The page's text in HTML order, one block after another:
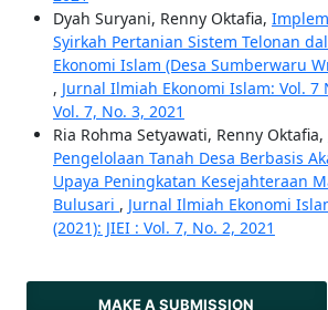
Dyah Suryani, Renny Oktafia,
Syirkah Pertanian Sistem Telonan
Ekonomi Islam (Desa Sumberwaru
, Jurnal Ilmiah Ekonomi Islam: Vol. 7
Vol. 7, No. 3, 2021
Ria Rohma Setyawati, Renny Oktafia,
Pengelolaan Tanah Desa Berbasis
Upaya Peningkatan Kesejahteraan
Bulusari , Jurnal Ilmiah Ekonomi
(2021): JIEI : Vol. 7, No. 2, 2021
MAKE A SUBMISSION